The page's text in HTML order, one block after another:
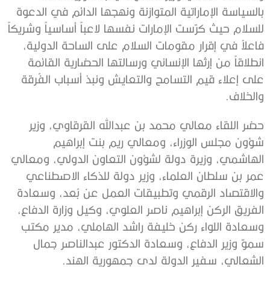
بالسياسة الإماراتية المتوازنة ونهجها الدائم في الدعوة
للسلام حيث كرّست الإمارات نفسها لاعباً أساسياً وشريكاً
فاعلاً في إقرار مقومات السلام على الساحة الدولية،
انطلاقاً من إرثها الإنساني ورسالتها الحضارية القائمة
على إعلاء قيم التسامح والتعايش ونبذ أسباب الفُرقة
والخلاف.
حضر اللقاء معالي محمد بن عبدالله القرقاوي، وزير
شؤون مجلس الوزراء، ومعالي ريم بنت إبراهيم
الهاشمي، وزيرة دولة لشؤون التعاون الدولي، ومعالي
عمر بن سلطان العلماء، وزير دولة للذكاء الاصطناعي
والاقتصاد الرقمي وتطبيقات العمل عن بُعد، وسعادة
الفريق الركن إبراهيم ناصر العلوي، وكيل وزارة الدفاع،
وسعادة اللواء ركن خليفة راشد الهاملي، مدير مكتب
سموّ وزير الدفاع، وسعادة الدكتور عبدالناصر جمال
الشعالي، سفير الدولة لدى جمهورية الهند.